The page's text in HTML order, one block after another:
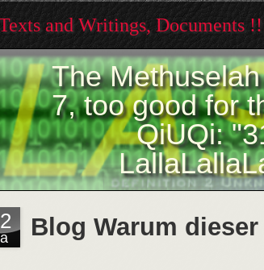
and Writings, Documents !!
The
7, too good for
QiUQi:
Blog Warum